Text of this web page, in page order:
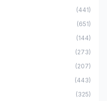
(441)
(651)
(144)
(273)
(207)
(443)
(325)